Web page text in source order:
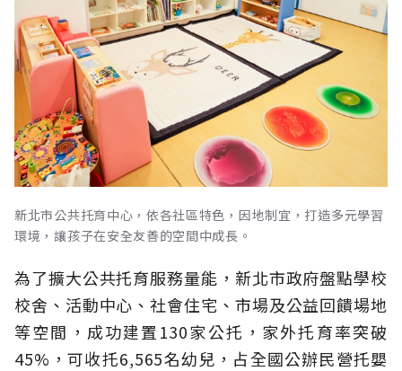
新北市公共托育中心，依各社區特色，因地制宜，打造多元學習
環境，讓孩子在安全友善的空間中成長。
為了擴大公共托育服務量能，新北市政府盤點學校
校舍、活動中心、社會住宅、市場及公益回饋場地
等空間，成功建置130家公托，家外托育率突破
45%，可收托6,565名幼兒，占全國公辦民營托嬰